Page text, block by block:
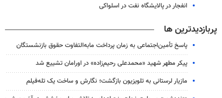
انفجار در پالایشگاه نفت در اسلواکی
پربازدیدترین ها
پاسخ تأمین‌اجتماعی به زمان پرداخت مابه‌التفاوت حقوق بازنشستگان
پیکر مطهر شهید «محمدعلی رحیم‌زاده» در اورامان تشییع شد
مازیار لرستانی به تلویزیون بازگشت؛ نگارش و ساخت یک تله‌فیلم